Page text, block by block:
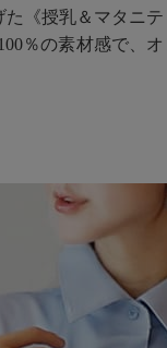
《授乳＆マタニ
％の素材感で、